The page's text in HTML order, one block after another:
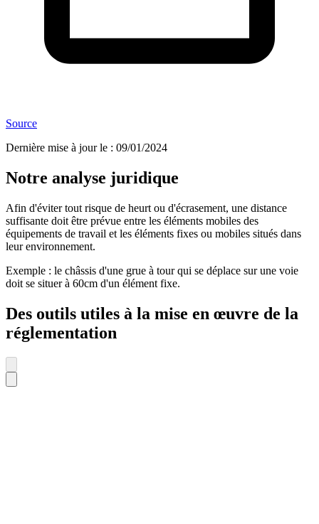
Source
Dernière mise à jour le : 09/01/2024
Notre analyse juridique
Afin d'éviter tout risque de heurt ou d'écrasement, une distance
suffisante doit être prévue entre les éléments mobiles des
équipements de travail et les éléments fixes ou mobiles situés dans
leur environnement.
Exemple : le châssis d'une grue à tour qui se déplace sur une voie
doit se situer à 60cm d'un élément fixe.
Des outils utiles à la mise en œuvre de la
réglementation